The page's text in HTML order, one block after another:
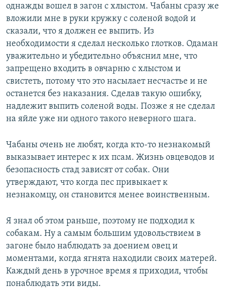
однажды вошел в загон с хлыстом. Чабаны сразу же
вложили мне в руки кружку с соленой водой и
сказали, что я должен ее выпить. Из
необходимости я сделал несколько глотков. Одаман
уважительно и убедительно объяснил мне, что
запрещено входить в овчарню с хлыстом и
свистеть, потому что это насылает несчастье и не
останется без наказания. Сделав такую ошибку,
надлежит выпить соленой воды. Позже я не сделал
на яйле уже ни одного такого неверного шага.
Чабаны очень не любят, когда кто-то незнакомый
выказывает интерес к их псам. Жизнь овцеводов и
безопасность стад зависят от собак. Они
утверждают, что когда пес привыкает к
незнакомцу, он становится менее воинственным.
Я знал об этом раньше, поэтому не подходил к
собакам. Ну а самым большим удовольствием в
загоне было наблюдать за доением овец и
моментами, когда ягнята находили своих матерей.
Каждый день в урочное время я приходил, чтобы
понаблюдать эти виды.